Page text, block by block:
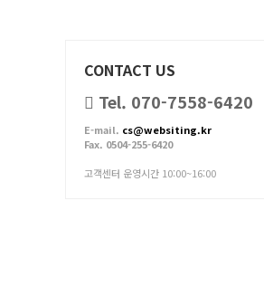
CONTACT US
Tel. 070-7558-6420
E-mail. cs@websiting.kr
Fax. 0504-255-6420
고객센터 운영시간 10:00~16:00